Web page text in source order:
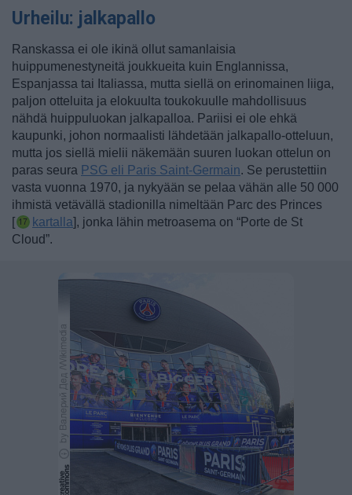
Urheilu: jalkapallo
Ranskassa ei ole ikinä ollut samanlaisia
huippumenestyneitä joukkueita kuin Englannissa,
Espanjassa tai Italiassa, mutta siellä on erinomainen liiga,
paljon otteluita ja elokuulta toukokuulle mahdollisuus
nähdä huippuluokan jalkapalloa. Pariisi ei ole ehkä
kaupunki, johon normaalisti lähdetään jalkapallo-otteluun,
mutta jos siellä mielii näkemään suuren luokan ottelun on
paras seura PSG eli Paris Saint-Germain. Se perustettiin
vasta vuonna 1970, ja nykyään se pelaa vähän alle 50 000
ihmistä vetävällä stadionilla nimeltään Parc des Princes
[
kartalla], jonka lähin metroasema on “Porte de St
Cloud”.